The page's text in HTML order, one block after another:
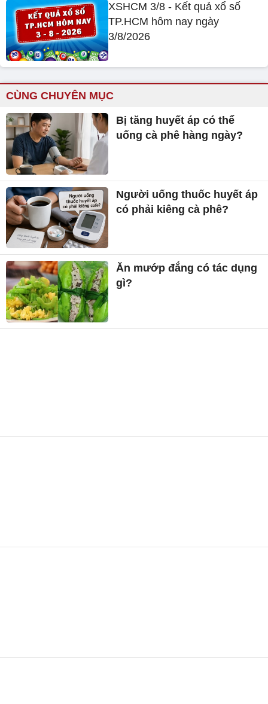
XSHCM 3/8 - Kết quả xổ số
TP.HCM hôm nay ngày
3/8/2026
CÙNG CHUYÊN MỤC
Bị tăng huyết áp có thể
uống cà phê hàng ngày?
Người uống thuốc huyết áp
có phải kiêng cà phê?
Ăn mướp đắng có tác dụng
gì?